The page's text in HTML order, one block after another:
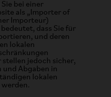
bei einer
als „Importer of
Importeur)
dass Sie für
und deren
lokalen
jedoch sicher,
und Abgaben in
lokalen